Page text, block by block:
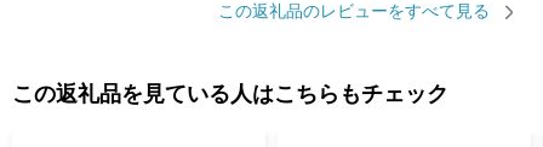
この返礼品のレビューをすべて見る
この返礼品を見ている人はこちらもチェック